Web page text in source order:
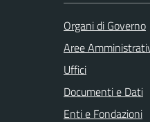
Organi di Governo
Aree
Uffici
Documenti e Dati
Enti e Fondazioni